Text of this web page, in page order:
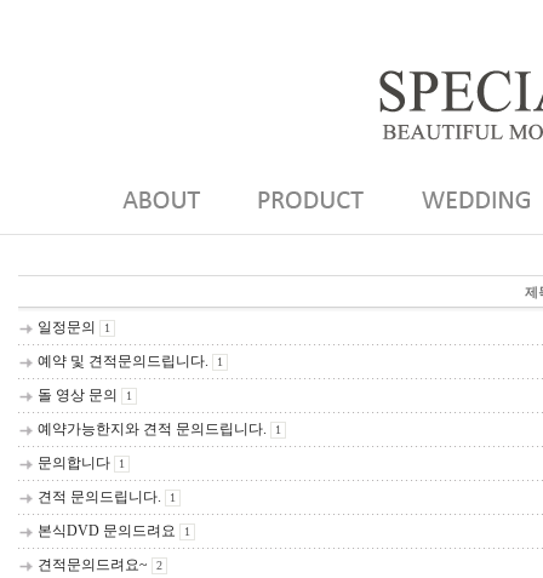
제
일정문의 1
예약 및 견적문의드립니다. 1
돌 영상 문의 1
예약가능한지와 견적 문의드립니다. 1
문의합니다 1
견적 문의드립니다. 1
본식DVD 문의드려요 1
견적문의드려요~ 2